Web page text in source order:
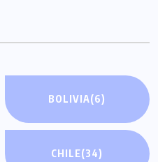
BOLIVIA(6)
CHILE(34)